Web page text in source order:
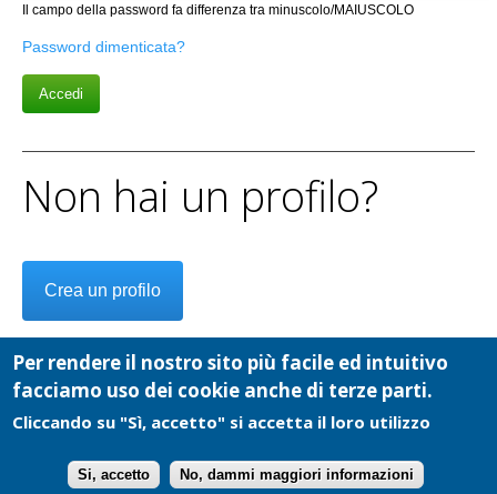
Il campo della password fa differenza tra minuscolo/MAIUSCOLO
Password dimenticata?
Non hai un profilo?
Crea un profilo
2026 - Tutti i diritti riservati -info@ecodelchisone.it-Privacy
Per rendere il nostro sito più facile ed intuitivo
facciamo uso dei cookie anche di terze parti.
Cliccando su "Sì, accetto" si accetta il loro utilizzo
Si, accetto No, dammi maggiori informazioni